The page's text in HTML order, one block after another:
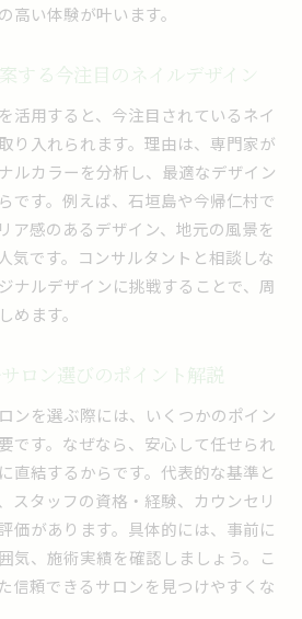
ト活用で理想の指先へ
上のためのコンサルタント活用法
失敗しないためのアドバイス集
ない！技術も重視した選び方
れるネイルコンサルタントの特徴
み相談に最適なコンサルティング
子におすすめの実践法
ン選びで迷わない具体的なコツ
ミを活かしたデザイン決定術
り入れるネイルデザインの工夫
も安心のおすすめサポート法
ネイルデザイン相談の進め方
するネイル探しのコツ
ロンでも妥協しない技術選び
と仕上がりを比較するポイント
見る技術に強いサロンの特徴
高い体験が叶います。
する今注目のネイルデザイン
活用すると、今注目されているネイ
り入れられます。理由は、専門家が
ルカラーを分析し、最適なデザイン
です。例えば、石垣島や今帰仁村で
ア感のあるデザイン、地元の風景を
気です。コンサルタントと相談しな
ナルデザインに挑戦することで、周
めます。
ロン選びのポイント解説
ンを選ぶ際には、いくつかのポイン
です。なぜなら、安心して任せられ
直結するからです。代表的な基準と
スタッフの資格・経験、カウンセリ
価があります。具体的には、事前に
気、施術実績を確認しましょう。こ
信頼できるサロンを見つけやすくな